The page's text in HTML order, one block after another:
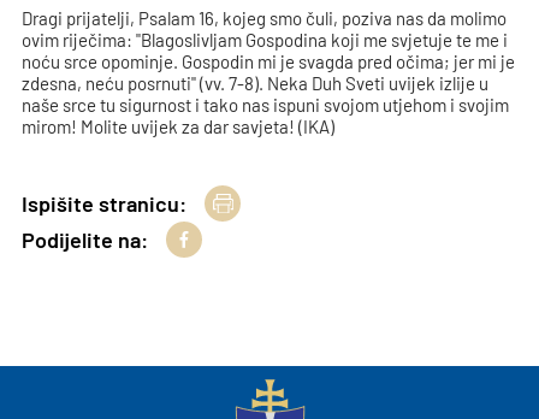
Dragi prijatelji, Psalam 16, kojeg smo čuli, poziva nas da molimo
ovim riječima: "Blagoslivljam Gospodina koji me svjetuje te me i
noću srce opominje. Gospodin mi je svagda pred očima; jer mi je
zdesna, neću posrnuti" (vv. 7-8). Neka Duh Sveti uvijek izlije u
naše srce tu sigurnost i tako nas ispuni svojom utjehom i svojim
mirom! Molite uvijek za dar savjeta! (IKA)
Ispišite stranicu:
Podijelite na: